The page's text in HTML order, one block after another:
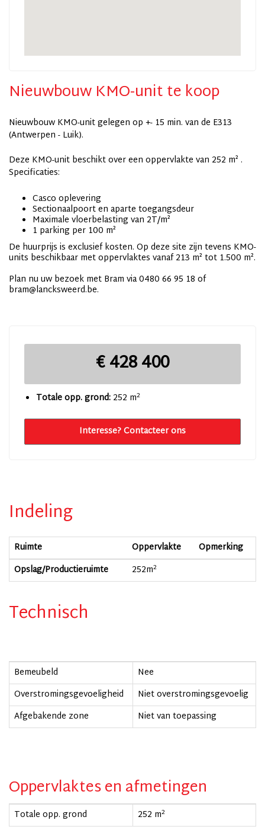
Nieuwbouw KMO-unit te koop
Nieuwbouw KMO-unit gelegen op +- 15 min. van de E313
(Antwerpen - Luik).
Deze KMO-unit beschikt over een oppervlakte van 252 m² .
Specificaties:
Casco oplevering
Sectionaalpoort en aparte toegangsdeur
Maximale vloerbelasting van 2T/m²
1 parking per 100 m²
De huurprijs is exclusief kosten. Op deze site zijn tevens KMO-
units beschikbaar met oppervlaktes vanaf 213 m² tot 1.500 m².
Plan nu uw bezoek met Bram via 0480 66 95 18 of
bram@lancksweerd.be.
€ 428 400
Totale opp. grond: 252 m2
Interesse? Contacteer ons
Indeling
Ruimte Oppervlakte
Opmerking
Opslag/Productieruimte
252m2
Technisch
Bemeubeld
Nee
Overstromingsgevoeligheid
Niet overstromingsgevoelig
Afgebakende zone
Niet van toepassing
Oppervlaktes en afmetingen
Totale opp. grond 252 m2